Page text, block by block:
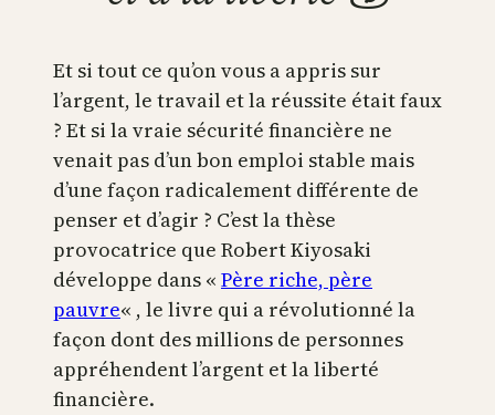
Et si tout ce qu’on vous a appris sur
l’argent, le travail et la réussite était faux
? Et si la vraie sécurité financière ne
venait pas d’un bon emploi stable mais
d’une façon radicalement différente de
penser et d’agir ? C’est la thèse
provocatrice que Robert Kiyosaki
développe dans « Père riche, père
pauvre« , le livre qui a révolutionné la
façon dont des millions de personnes
appréhendent l’argent et la liberté
financière.